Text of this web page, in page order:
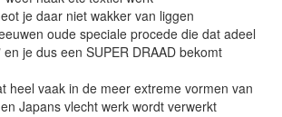
je daar niet wakker van liggen
oude speciale procede die dat adeel
je dus een SUPER DRAAD bekomt
heel vaak in de meer extreme vormen van
Japans vlecht werk wordt verwerkt